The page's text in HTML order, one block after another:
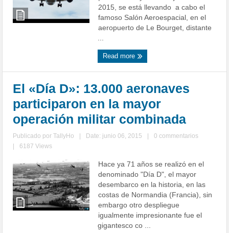
2015, se está llevando a cabo el
famoso Salón Aeroespacial, en el
aeropuerto de Le Bourget, distante
...
Read more
El «Día D»: 13.000 aeronaves
participaron en la mayor
operación militar combinada
Publicado porTallyHo Date: junio 06, 2015
0 commentarios
6187 Views
Hace ya 71 años se realizó en el
denominado "Día D", el mayor
desembarco en la historia, en las
costas de Normandia (Francia), sin
embargo otro despliegue
igualmente impresionante fue el
gigantesco co ...